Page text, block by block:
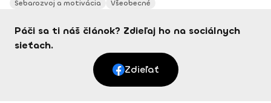
Sebarozvoj a motivácia Všeobecné
Páči sa ti náš článok? Zdieľaj ho na sociálnych
sieťach.
Zdieľať